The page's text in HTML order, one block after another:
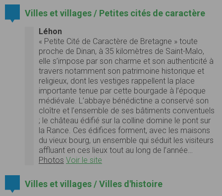
Villes et villages / Petites cités de caractère
Léhon
« Petite Cité de Caractère de Bretagne » toute
proche de Dinan, à 35 kilomètres de Saint-Malo,
elle s’impose par son charme et son authenticité à
travers notamment son patrimoine historique et
religieux, dont les vestiges rappellent la place
importante tenue par cette bourgade à l’époque
médiévale. L’abbaye bénédictine a conservé son
cloître et l’ensemble de ses bâtiments conventuels
; le château édifié sur la colline domine le pont sur
la Rance. Ces édifices forment, avec les maisons
du vieux bourg, un ensemble qui séduit les visiteurs
affluant en ces lieux tout au long de l’année…
Photos Voir le site
Villes et villages / Villes d'histoire